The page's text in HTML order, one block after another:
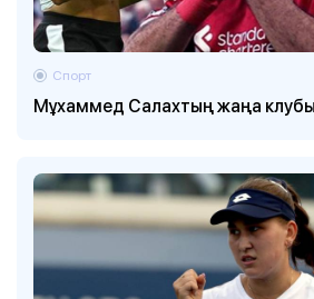
Мұхаммед Салахтың жаңа клубы
Спорт